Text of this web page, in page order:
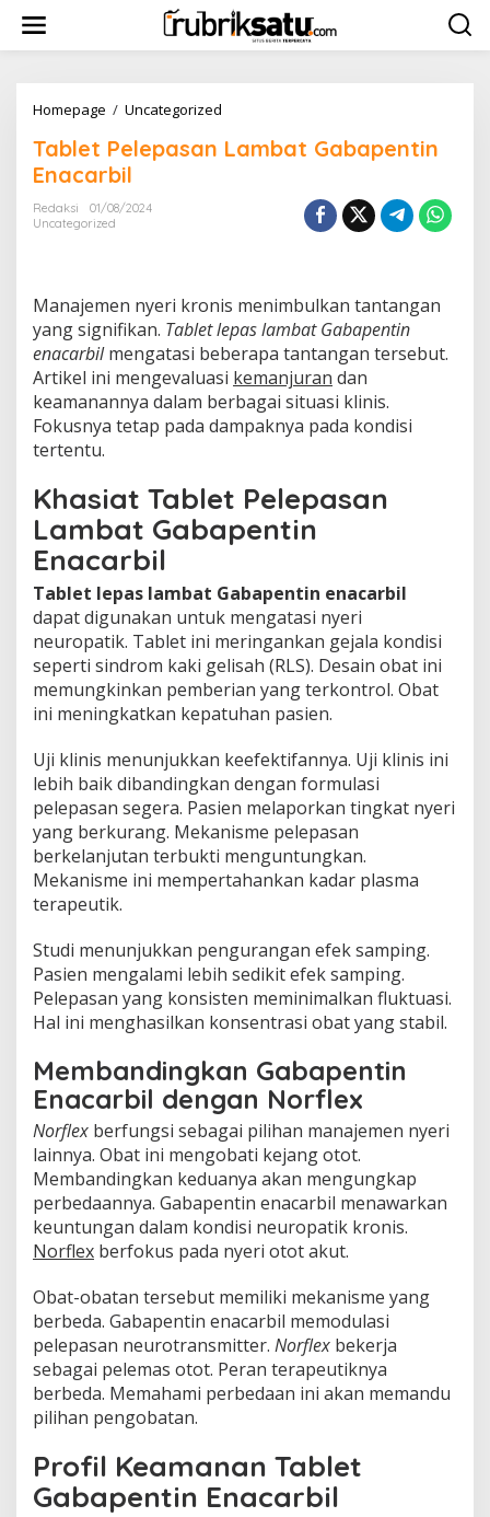
w
Homepage / Uncategorized
b
p
a
s
a
n
L
a
t
G
a
a
p
e
n
t
n
E
a
c
r
b
l
Tablet Pelepasan Lambat Gabapentin
Enacarbil
Redaksi
01/08/2024
Uncategorized
Manajemen nyeri kronis menimbulkan tantangan
yang signifikan. Tablet lepas lambat Gabapentin
enacarbilmengatasi beberapa tantangan tersebut.
Artikel ini mengevaluasi kemanjuran dan
keamanannya dalam berbagai situasi klinis.
Fokusnya tetap pada dampaknya pada kondisi
tertentu.
Khasiat Tablet Pelepasan
Lambat Gabapentin
Enacarbil
Tablet lepas lambat Gabapentin enacarbil
dapat digunakan untuk mengatasi nyeri
neuropatik. Tablet ini meringankan gejala kondisi
seperti sindrom kaki gelisah (RLS). Desain obat ini
memungkinkan pemberian yang terkontrol. Obat
ini meningkatkan kepatuhan pasien.
Uji klinis menunjukkan keefektifannya. Uji klinis ini
lebih baik dibandingkan dengan formulasi
pelepasan segera. Pasien melaporkan tingkat nyeri
yang berkurang. Mekanisme pelepasan
berkelanjutan terbukti menguntungkan.
Mekanisme ini mempertahankan kadar plasma
terapeutik.
Studi menunjukkan pengurangan efek samping.
Pasien mengalami lebih sedikit efek samping.
Pelepasan yang konsisten meminimalkan fluktuasi.
Hal ini menghasilkan konsentrasi obat yang stabil.
Membandingkan Gabapentin
Enacarbil dengan Norflex
Norflex berfungsi sebagai pilihan manajemen nyeri
lainnya. Obat ini mengobati kejang otot.
Membandingkan keduanya akan mengungkap
perbedaannya. Gabapentin enacarbil menawarkan
keuntungan dalam kondisi neuropatik kronis.
Norflex berfokus pada nyeri otot akut.
Obat-obatan tersebut memiliki mekanisme yang
berbeda. Gabapentin enacarbil memodulasi
pelepasan neurotransmitter. Norflex bekerja
sebagai pelemas otot. Peran terapeutiknya
berbeda. Memahami perbedaan ini akan memandu
pilihan pengobatan.
Profil Keamanan Tablet
Gabapentin Enacarbil